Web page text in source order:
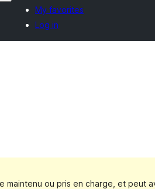
My favorites
Log in
maintenu ou pris en charge, et peut